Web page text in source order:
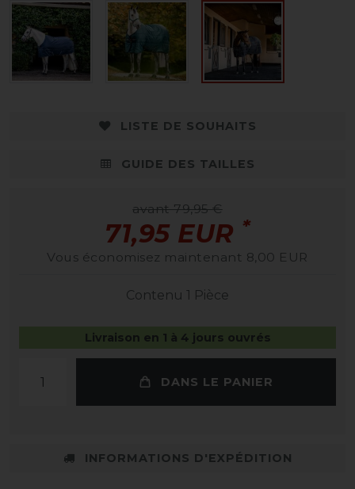
LISTE DE SOUHAITS
GUIDE DES TAILLES
avant 79,95 €
71,95 EUR *
Vous économisez maintenant 8,00 EUR
Contenu 1 Pièce
Livraison en 1 à 4 jours ouvrés
DANS LE PANIER
INFORMATIONS D'EXPÉDITION